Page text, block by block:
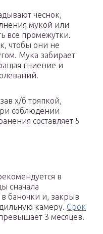
чеснок,
мукой или
все промежутки.
чтобы они не
Мука забирает
гниение и
х/б тряпкой,
соблюдении
составляет 5
в
сначала
баночки и, закрыв
камеру. Срок
3 месяцев.